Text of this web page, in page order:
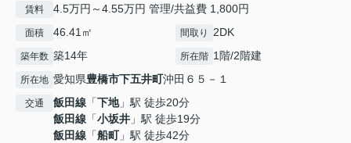
賃料 4.5万円～4.55万円 管理/共益費 1,800円
面積 46.41㎡ 間取り 2DK
築年数 築14年 所在階 1階/2階建
所在地 愛知県豊橋市下五井町沖田６５－１
交通 飯田線 「下地」駅 徒歩20分
飯田線 「小坂井 」駅 徒歩19分
飯田線 「船町」駅 徒歩42分